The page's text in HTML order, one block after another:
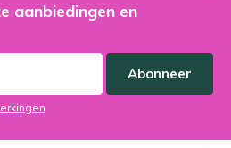
aanbiedingen en
Abonneer